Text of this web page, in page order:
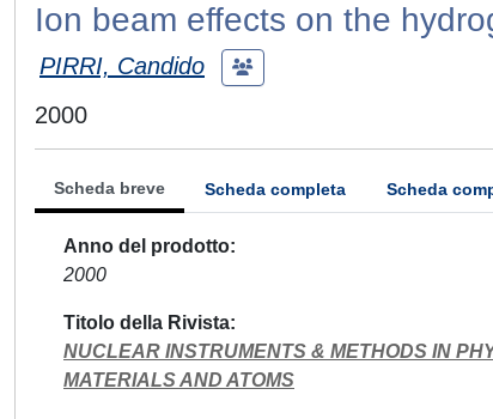
Ion beam effects on the
PIRRI, Candido
2000
Scheda breve Scheda completa Scheda
Anno del prodotto
2000
Titolo della Rivista
NUCLEAR INSTRUMENTS & METHODS IN
MATERIALS AND ATOMS